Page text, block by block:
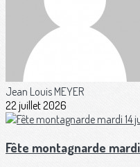
Jean Louis MEYER
22 juillet 2026
Fête montagnarde